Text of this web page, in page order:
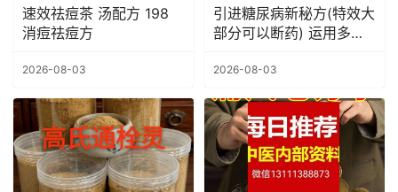
速效祛痘茶 汤配方 198
消痘祛痘方
2026-08-03
引进糖尿病新秘方(特效大
部分可以断药) 运用多
药的几乎都可以治愈！
2026-08-03